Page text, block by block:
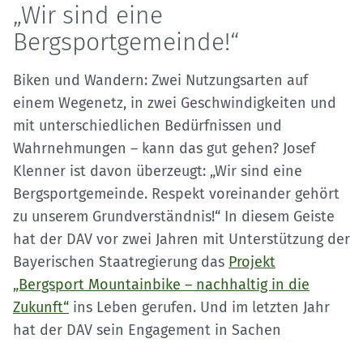
„Wir sind eine
Bergsportgemeinde!“
Biken und Wandern: Zwei Nutzungsarten auf
einem Wegenetz, in zwei Geschwindigkeiten und
mit unterschiedlichen Bedürfnissen und
Wahrnehmungen – kann das gut gehen? Josef
Klenner ist davon überzeugt: „Wir sind eine
Bergsportgemeinde. Respekt voreinander gehört
zu unserem Grundverständnis!“ In diesem Geiste
hat der DAV vor zwei Jahren mit Unterstützung der
Bayerischen Staatregierung das Projekt
„Bergsport Mountainbike – nachhaltig in die
Zukunft“ ins Leben gerufen. Und im letzten Jahr
hat der DAV sein Engagement in Sachen